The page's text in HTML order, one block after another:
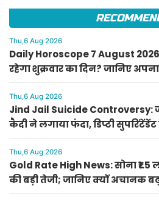
Thu,6 Aug 2026
Daily Horoscope 7 August
रहेगा शुक्रवार का दिन? जानिए
Thu,6 Aug 2026
Jind Jail Suicide Controversy:
कैदी ने लगाया फंदा, डिप्टी
Thu,6 Aug 2026
Gold Rate High News: सोना ₹1.5
की बड़ी तेजी; जानिए क्यों अचानक